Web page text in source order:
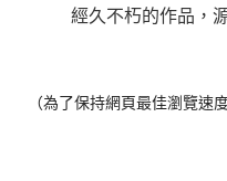
經久不朽的作品，
（為了保持網頁最佳瀏覽